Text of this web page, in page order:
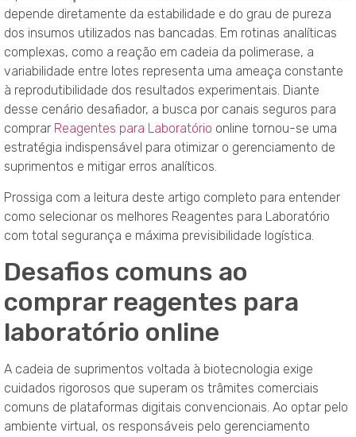
depende diretamente da estabilidade e do grau de pureza
dos insumos utilizados nas bancadas. Em rotinas analíticas
complexas, como a reação em cadeia da polimerase, a
variabilidade entre lotes representa uma ameaça constante
à reprodutibilidade dos resultados experimentais. Diante
desse cenário desafiador, a busca por canais seguros para
comprar Reagentes para Laboratório online tornou-se uma
estratégia indispensável para otimizar o gerenciamento de
suprimentos e mitigar erros analíticos.
Prossiga com a leitura deste artigo completo para entender
como selecionar os melhores Reagentes para Laboratório
com total segurança e máxima previsibilidade logística.
Desafios comuns ao
comprar reagentes para
laboratório online
A cadeia de suprimentos voltada à biotecnologia exige
cuidados rigorosos que superam os trâmites comerciais
comuns de plataformas digitais convencionais. Ao optar pelo
ambiente virtual, os responsáveis pelo gerenciamento